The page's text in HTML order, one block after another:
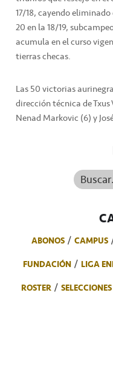
17/18, cayendo
20 en la 18/19,
acumula en el curso
tierras checas.
Las 50 victorias
dirección técnica de
Nenad Markovic (6) y
Buscar...
ABONOS CAMPUS
FUNDACIÓN
LIGA
ROSTER
SELECCIONES